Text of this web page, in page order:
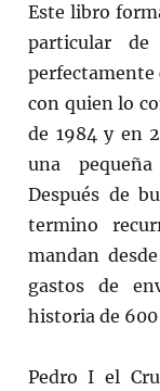
Este libro
particular de
perfectamente
con quien lo
de 1984 y en
una
Después de
termino
mandan
gastos de
historia de 600
Pedro I el